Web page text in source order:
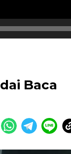
Baca